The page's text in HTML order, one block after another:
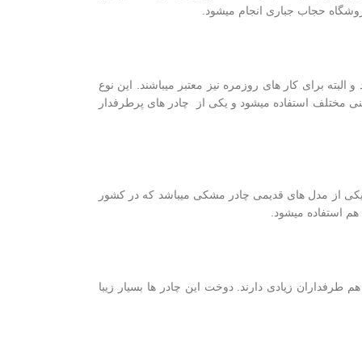
حجاب جباری انجام میشود.
برای کار های روزمره نیز معتبر میباشند. این نوع
مختلف استفاده میشود و یکی از چادر های پرطرفدار
از مدل های قدیمی چادر مشکی میباشد که در کشور
استفاده میشود.
طرفداران زیادی دارند. دوخت این چادر ها بسیار زیبا